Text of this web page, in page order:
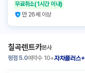
무료취소(1시간 이내)
만 26세 이상
칠곡렌트카본사
평점 5.0예약수 10+자차플러스+